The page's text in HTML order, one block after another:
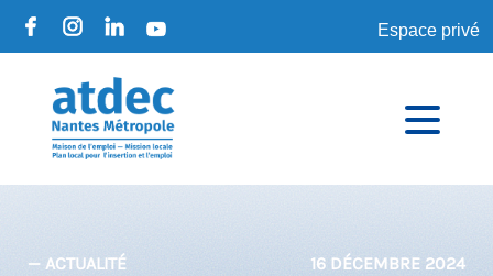
Espace privé
— ACTUALITÉ 16 DÉCEMBRE 2024